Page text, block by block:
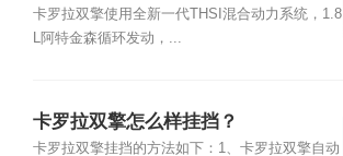
卡罗拉双擎使用全新一代THSI混合动力系统，1.8
L阿特金森循环发动，...
卡罗拉双擎怎么样挂挡？
卡罗拉双擎挂挡的方法如下：1、卡罗拉双擎自动